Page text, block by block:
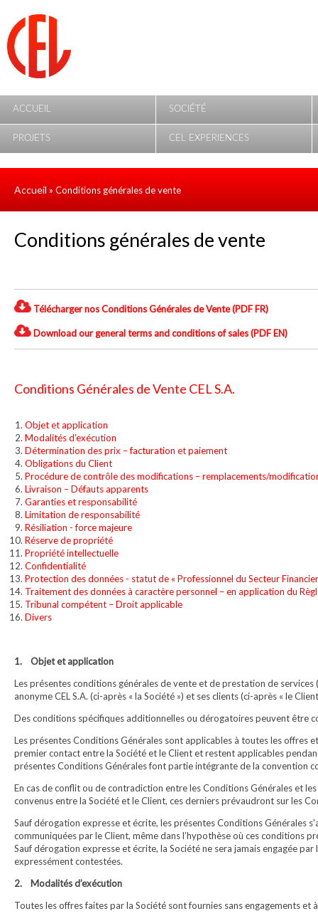
ACCUEIL SOCIÉTÉ
PROJETS CEL EXPERIENCES
Accueil » Conditions générales de vente
Conditions générales de vente
Télécharger nos Conditions Générales de Vente (PDF FR)
Download our general terms and conditions of sales (PDF EN)
Conditions Générales de Vente CEL S.A.
Objet et application
Modalités d’exécution
Détermination des prix – facturation et paiement
Obligations du Client
Procédure de contrôle des modifications – remplacements/
Livraison – Défauts apparents
Garanties et responsabilité
Limitation de responsabilité
Résiliation - force majeure
Réserve de propriété
Propriété intellectuelle
Confidentialité
Protection des données - statut de « Professionnel du Secteur
Traitement des données à caractère personnel – en application du
Tribunal compétent – Droit applicable
Divers
1. Objet et application
Les présentes conditions générales de vente et de prestation de
anonyme CEL S.A. (ci-après « la Société ») et ses clients (ci-après « le
Des conditions spécifiques additionnelles ou dérogatoires peuvent être
Les présentes Conditions Générales sont applicables à toutes les offres
premier contact entre la Société et le Client et restent applicables
présentes Conditions Générales font partie intégrante de la convention
En cas de conflit ou de contradiction entre les Conditions Générales et
convenus entre la Société et le Client, ces derniers prévaudront sur les
Sauf dérogation expresse et écrite, les présentes Conditions Générales
communiquées par le Client, même dans l’hypothèse où ces conditions
Sauf dérogation expresse et écrite, la Société ne sera jamais engagée
expressément contestées.
2. Modalités d’exécution
Toutes les offres faites par la Société sont fournies sans engagements et